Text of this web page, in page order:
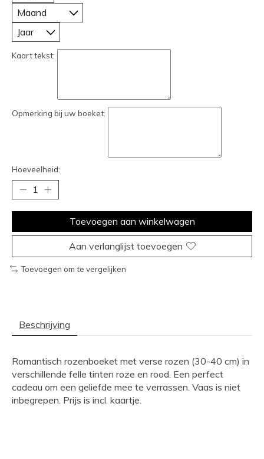
Kaart tekst:
Opmerking bij uw boeket:
Hoeveelheid:
Toevoegen aan winkelwagen
Aan verlanglijst toevoegen
Toevoegen om te vergelijken
Beschrijving
Romantisch rozenboeket met verse rozen (30-40 cm) in
verschillende felle tinten roze en rood. Een perfect
cadeau om een geliefde mee te verrassen. Vaas is niet
inbegrepen. Prijs is incl. kaartje.